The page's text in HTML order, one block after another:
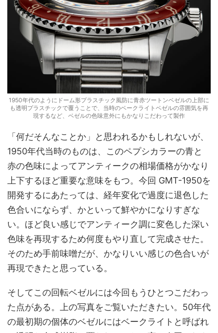
1950年代のようにドーム形プラスチック風防に青赤ツートンベゼルの上部に
も透明プラスチックで覆うことで、当時のベークライトベゼルの雰囲気を再
現するなど、ベゼルの色味意外にもかなりこだわって製作
「何だそんなことか」と思われるかもしれないが、
1950年代当時のものは、このペプシカラーの青と
赤の色味によってアンティークの相場価格がかなり
上下するほど重要な意味をもつ。今回 GMT-1950を
開発するにあたっては、経年変化で過度に退色した
色合いにならず、かといって鮮やかになりすぎな
い。ほど良い感じでアンティーク調に変色した深い
色味を再現するため何度もやり直して完成させた。
そのため手前味噌だが、かなりいい感じの色合いが
再現できたと思っている。
そしてこの回転ベゼルには今回もうひとつこだわっ
た点がある。上の写真をご覧いただきたい。50年代
の最初期の個体のベゼルにはベークライトと呼ばれ